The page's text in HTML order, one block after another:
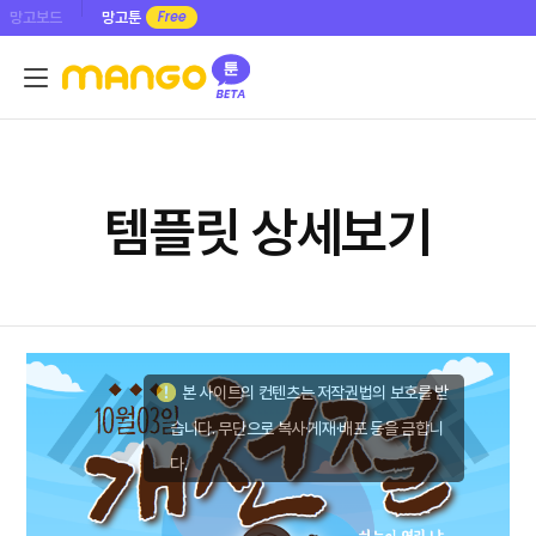
망고보드 망고툰
템플릿 상세보기
본 사이트의 컨텐츠는 저작권법의 보호를 받
습니다. 무단으로 복사·게재·배포 등을 금합니
다.